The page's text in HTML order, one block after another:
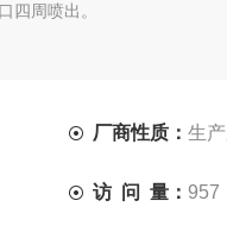
四周喷出。
厂商性质： 生
访 问 量： 957